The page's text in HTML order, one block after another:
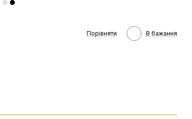
Порівняти В бажання